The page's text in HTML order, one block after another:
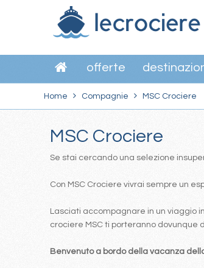
offerte
Home Compagnie MSC Crociere
MSC Crociere
Se stai cercando una selezione
Con MSC Crociere vivrai sempre un
Lasciati accompagnare in un viaggio
crociere MSC ti porteranno dovunque
Benvenuto a bordo della vacanza